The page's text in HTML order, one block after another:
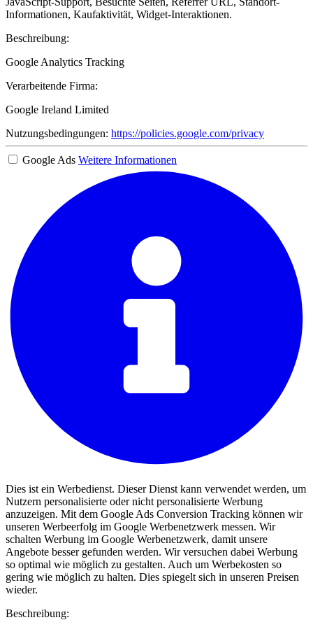
Informationen, Kaufaktivität, Widget-Interaktionen.
Beschreibung:
Google Analytics Tracking
Verarbeitende Firma:
Google Ireland Limited
Nutzungsbedingungen: https://policies.google.com/privacy
Google Ads Weitere Informationen
Dies ist ein Werbedienst. Dieser Dienst kann verwendet werden, um
Nutzern personalisierte oder nicht personalisierte Werbung
anzuzeigen. Mit dem Google Ads Conversion Tracking können wir
unseren Werbeerfolg im Google Werbenetzwerk messen. Wir
schalten Werbung im Google Werbenetzwerk, damit unsere
Angebote besser gefunden werden. Wir versuchen dabei Werbung
so optimal wie möglich zu gestalten. Auch um Werbekosten so
gering wie möglich zu halten. Dies spiegelt sich in unseren Preisen
wieder.
Beschreibung: